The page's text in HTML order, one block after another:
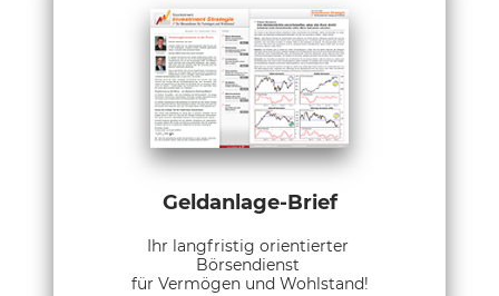
Geldanlage-Brief
Ihr langfristig orientierter
Börsendienst
für Vermögen und Wohlstand!